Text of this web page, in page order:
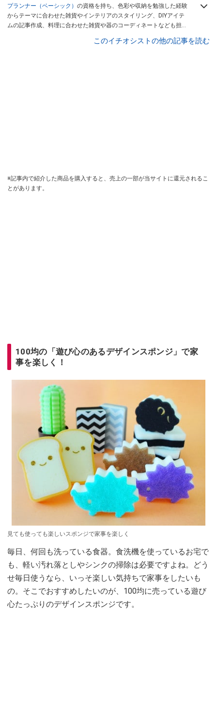
プランナー（ベーシック） の資格を持ち、色彩や収納を勉強した経験
からテーマに合わせた雑貨やインテリアのスタイリング、DIYアイテ
ムの記事作成、料理に合わせた雑貨や器のコーディネートなども担
このイチオシストの他の記事を読む
※記事内で紹介した商品を購入すると、売上の一部が当サイトに還元されるこ
とがあります。
100均の「遊び心のあるデザインスポンジ」で家
事を楽しく！
見ても使っても楽しいスポンジで家事を楽しく
毎日、何回も洗っている食器。食洗機を使っているお宅で
も、軽い汚れ落としやシンクの掃除は必要ですよね。どう
せ毎日使うなら、いっそ楽しい気持ちで家事をしたいも
の。そこでおすすめしたいのが、100均に売っている遊び
心たっぷりのデザインスポンジです。